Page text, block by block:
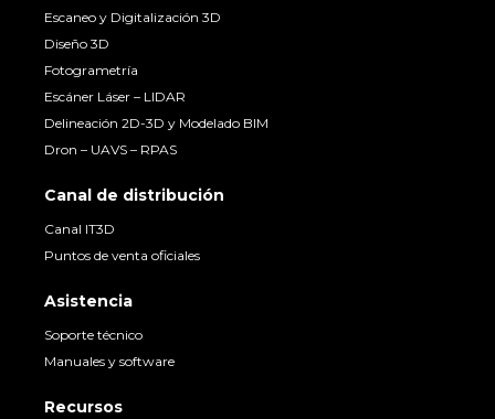
Escaneo y Digitalización 3D
Diseño 3D
Fotogrametría
Escáner Láser – LIDAR
Delineación 2D-3D y Modelado BIM
Dron – UAVS – RPAS
Canal de distribución
Canal IT3D
Puntos de venta oficiales
Asistencia
Soporte técnico
Manuales y software
Recursos